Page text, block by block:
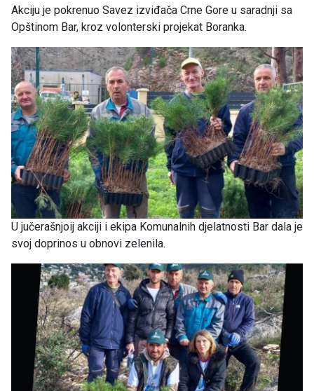
Akciju je pokrenuo Savez izviđača Crne Gore u saradnji sa
Opštinom Bar, kroz volonterski projekat Boranka.
U jučerašnjoij akciji i ekipa Komunalnih djelatnosti Bar dala je
svoj doprinos u obnovi zelenila.